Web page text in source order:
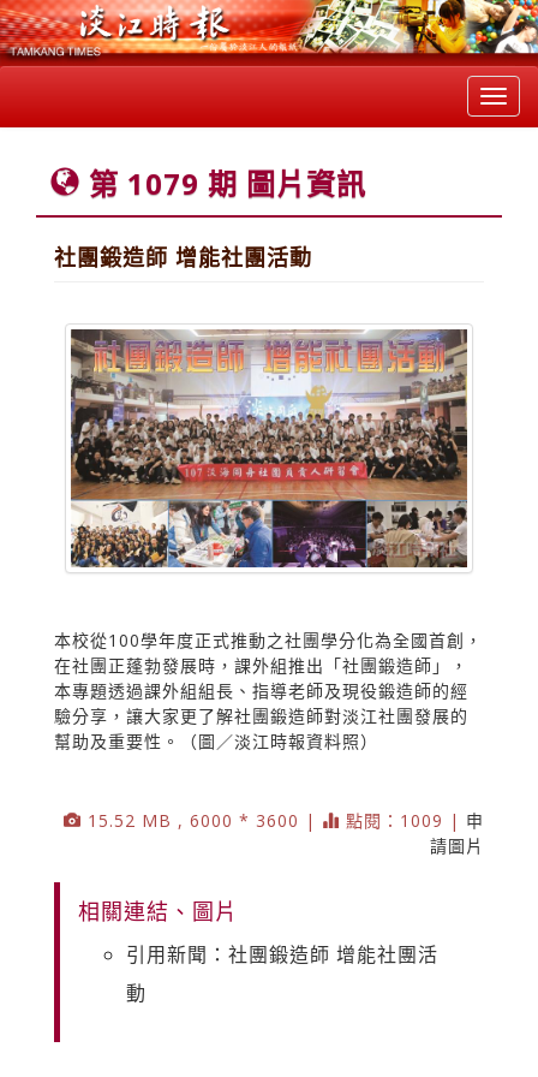
第 1079 期 圖片資訊
社團鍛造師 增能社團活動
本校從100學年度正式推動之社團學分化為全國首創，
在社團正蓬勃發展時，課外組推出「社團鍛造師」，
本專題透過課外組組長、指導老師及現役鍛造師的經
驗分享，讓大家更了解社團鍛造師對淡江社團發展的
幫助及重要性。（圖／淡江時報資料照）
15.52 MB , 6000 * 3600 | 點閱：1009 | 申
請圖片
相關連結、圖片
引用新聞：社團鍛造師 增能社團活
動